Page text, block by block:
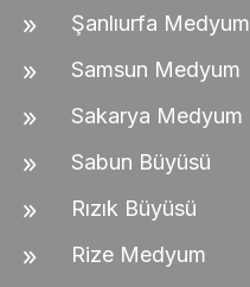
Şanlıurfa Medyum
Samsun Medyum
Sakarya Medyum
Sabun Büyüsü
Rızık Büyüsü
Rize Medyum